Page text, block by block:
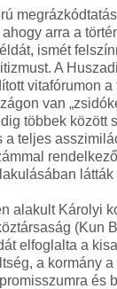
arra a
ismét
A
vitafórumon
van
többek között
a teljes
alakult Károlyi
(Kun
elfoglalta a
a kormány
és